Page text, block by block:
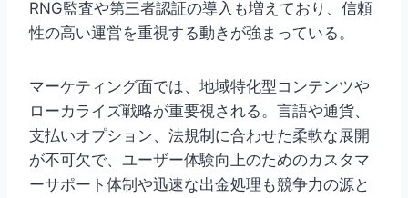
RNG監査や第三者認証の導入も増えており、信頼
性の高い運営を重視する動きが強まっている。
マーケティング面では、地域特化型コンテンツや
ローカライズ戦略が重要視される。言語や通貨、
支払いオプション、法規制に合わせた柔軟な展開
が不可欠で、ユーザー体験向上のためのカスタマ
ーサポート体制や迅速な出金処理も競争力の源と